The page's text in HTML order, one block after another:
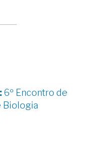
6º Encontro de
Biologia